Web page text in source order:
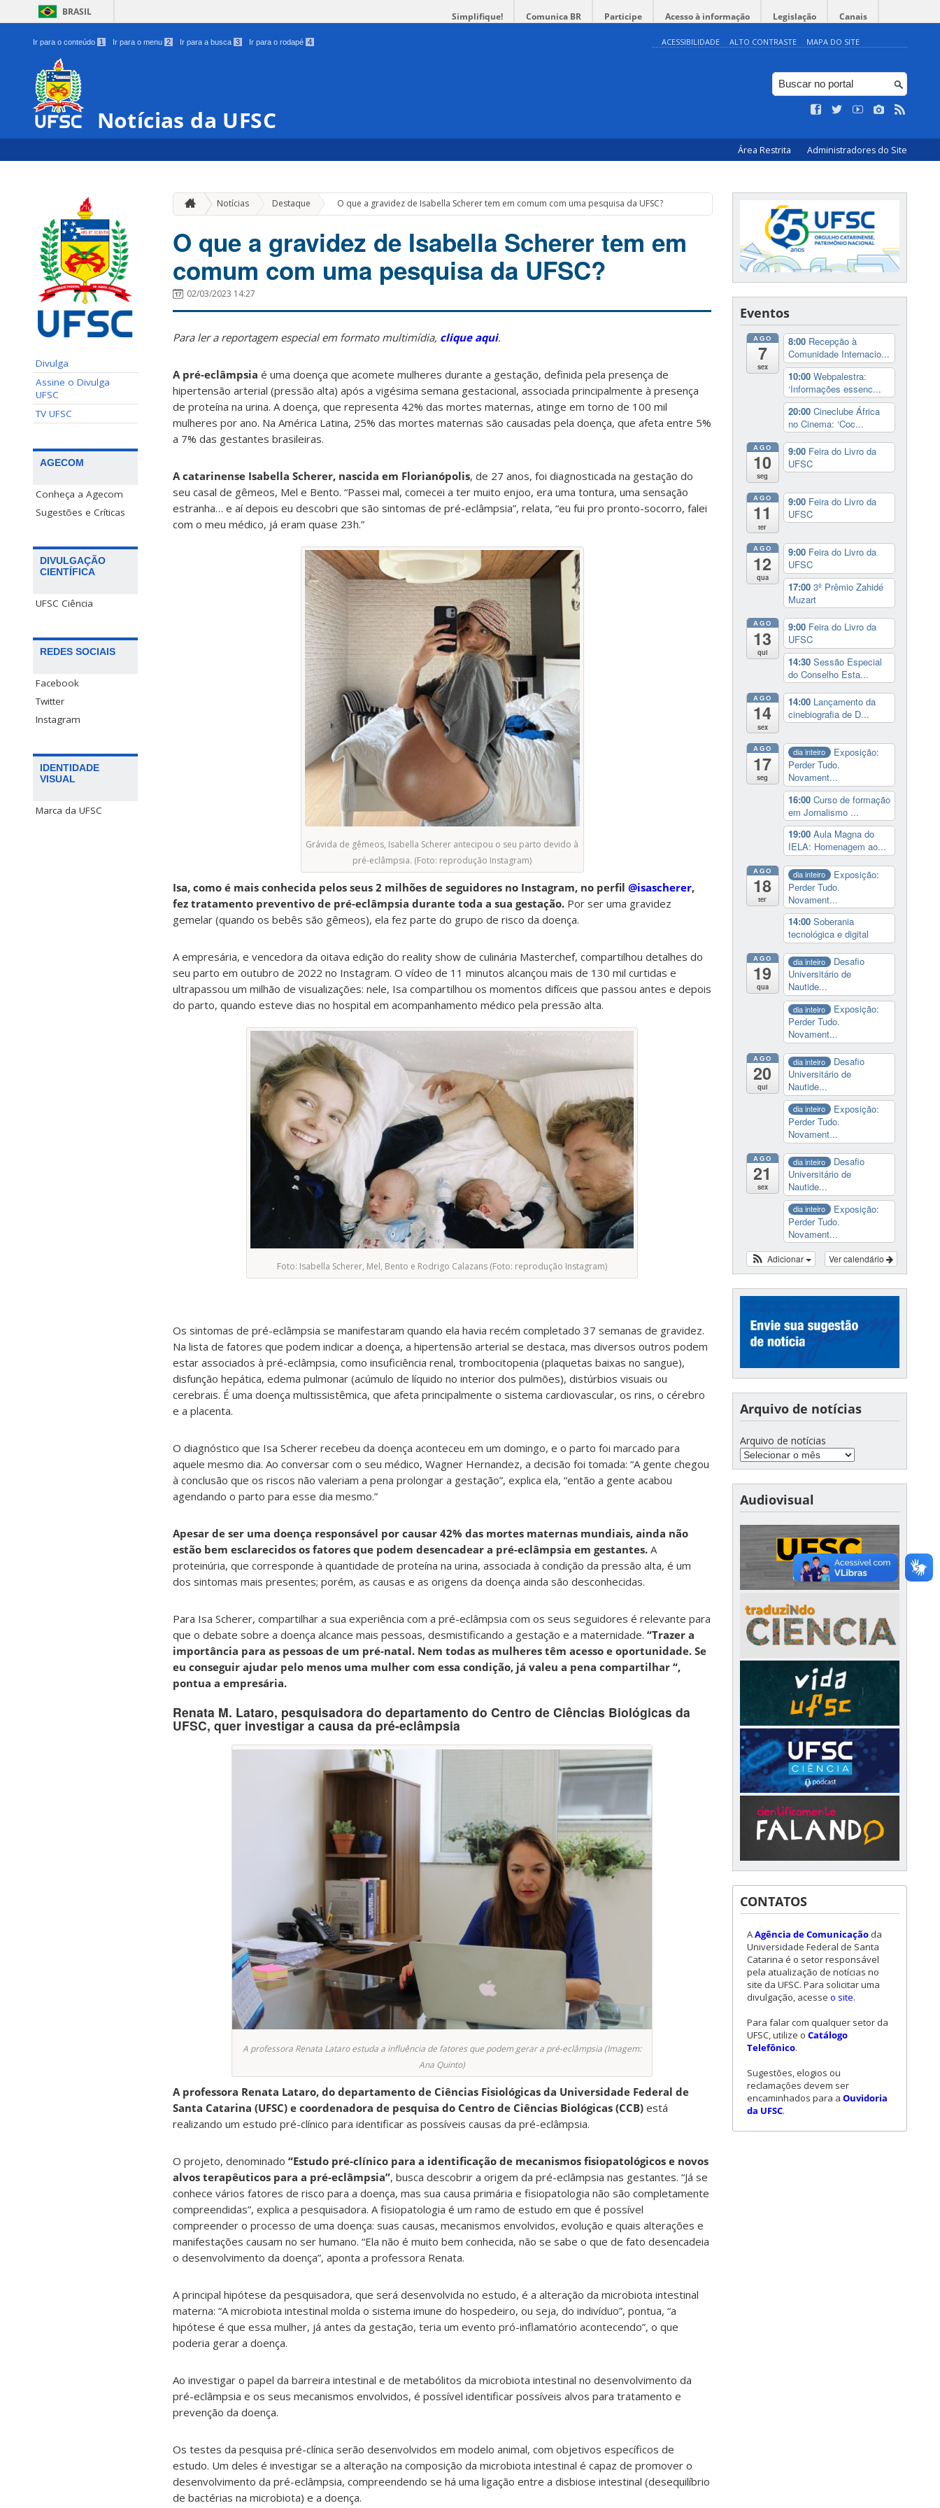
BRASIL Simplifique! Comunica BR Participe Acesso à informação Legislação Canais
Ir para o conteúdo 1 Ir para o menu 2 Ir para a busca 3 Ir para o rodapé 4 ACESSIBILIDADE ALTO CONTRASTE MAPA DO SITE
Notícias da UFSC
Área Restrita Administradores do Site
Divulga
Assine o Divulga
UFSC
TV UFSC
AGECOM
Conheça a Agecom
Sugestões e Críticas
DIVULGAÇÃO
CIENTÍFICA
UFSC Ciência
REDES SOCIAIS
Facebook
Twitter
Instagram
IDENTIDADE
VISUAL
Marca da UFSC
Notícias Destaque » O que a gravidez de Isabella Scherer tem em comum com uma pesquisa da UFSC?
O que a gravidez de Isabella Scherer tem em
comum com uma pesquisa da UFSC?
02/03/2023 14:27
Para ler a reportagem especial em formato multimídia, clique aqui.
A pré-eclâmpsia é uma doença que acomete mulheres durante a gestação, definida pela presença de
hipertensão arterial (pressão alta) após a vigésima semana gestacional, associada principalmente à presença
de proteína na urina. A doença, que representa 42% das mortes maternas, atinge em torno de 100 mil
mulheres por ano. Na América Latina, 25% das mortes maternas são causadas pela doença, que afeta entre 5%
a 7% das gestantes brasileiras.
A catarinense Isabella Scherer, nascida em Florianópolis, de 27 anos, foi diagnosticada na gestação do
seu casal de gêmeos, Mel e Bento. “Passei mal, comecei a ter muito enjoo, era uma tontura, uma sensação
estranha… e aí depois eu descobri que são sintomas de pré-eclâmpsia”, relata, “eu fui pro pronto-socorro, falei
com o meu médico, já eram quase 23h.”
Grávida de gêmeos, Isabella Scherer antecipou o seu parto devido à
pré-eclâmpsia. (Foto: reprodução Instagram)
Isa, como é mais conhecida pelos seus 2 milhões de seguidores no Instagram, no perfil @isascherer,
fez tratamento preventivo de pré-eclâmpsia durante toda a sua gestação. Por ser uma gravidez
gemelar (quando os bebês são gêmeos), ela fez parte do grupo de risco da doença.
A empresária, e vencedora da oitava edição do reality show de culinária Masterchef, compartilhou detalhes do
seu parto em outubro de 2022 no Instagram. O vídeo de 11 minutos alcançou mais de 130 mil curtidas e
ultrapassou um milhão de visualizações: nele, Isa compartilhou os momentos difíceis que passou antes e depois
do parto, quando esteve dias no hospital em acompanhamento médico pela pressão alta.
Foto: Isabella Scherer, Mel, Bento e Rodrigo Calazans (Foto: reprodução Instagram)
Os sintomas de pré-eclâmpsia se manifestaram quando ela havia recém completado 37 semanas de gravidez.
Na lista de fatores que podem indicar a doença, a hipertensão arterial se destaca, mas diversos outros podem
estar associados à pré-eclâmpsia, como insuficiência renal, trombocitopenia (plaquetas baixas no sangue),
disfunção hepática, edema pulmonar (acúmulo de líquido no interior dos pulmões), distúrbios visuais ou
cerebrais. É uma doença multissistêmica, que afeta principalmente o sistema cardiovascular, os rins, o cérebro
e a placenta.
O diagnóstico que Isa Scherer recebeu da doença aconteceu em um domingo, e o parto foi marcado para
aquele mesmo dia. Ao conversar com o seu médico, Wagner Hernandez, a decisão foi tomada: “A gente chegou
à conclusão que os riscos não valeriam a pena prolongar a gestação”, explica ela, “então a gente acabou
agendando o parto para esse dia mesmo.”
Apesar de ser uma doença responsável por causar 42% das mortes maternas mundiais, ainda não
estão bem esclarecidos os fatores que podem desencadear a pré-eclâmpsia em gestantes. A
proteinúria, que corresponde à quantidade de proteína na urina, associada à condição da pressão alta, é um
dos sintomas mais presentes; porém, as causas e as origens da doença ainda são desconhecidas.
Para Isa Scherer, compartilhar a sua experiência com a pré-eclâmpsia com os seus seguidores é relevante para
que o debate sobre a doença alcance mais pessoas, desmistificando a gestação e a maternidade. “Trazer a
importância para as pessoas de um pré-natal. Nem todas as mulheres têm acesso e oportunidade. Se
eu conseguir ajudar pelo menos uma mulher com essa condição, já valeu a pena compartilhar “,
pontua a empresária.
Renata M. Lataro, pesquisadora do departamento do Centro de Ciências Biológicas da
UFSC, quer investigar a causa da pré-eclâmpsia
A professora Renata Lataro estuda a influência de fatores que podem gerar a pré-eclâmpsia (Imagem:
Ana Quinto)
A professora Renata Lataro, do departamento de Ciências Fisiológicas da Universidade Federal de
Santa Catarina (UFSC) e coordenadora de pesquisa do Centro de Ciências Biológicas (CCB) está
realizando um estudo pré-clínico para identificar as possíveis causas da pré-eclâmpsia.
O projeto, denominado “Estudo pré-clínico para a identificação de mecanismos fisiopatológicos e novos
alvos terapêuticos para a pré-eclâmpsia”, busca descobrir a origem da pré-eclâmpsia nas gestantes. “Já se
conhece vários fatores de risco para a doença, mas sua causa primária e fisiopatologia não são completamente
compreendidas”, explica a pesquisadora. A fisiopatologia é um ramo de estudo em que é possível
compreender o processo de uma doença: suas causas, mecanismos envolvidos, evolução e quais alterações e
manifestações causam no ser humano. “Ela não é muito bem conhecida, não se sabe o que de fato desencadeia
o desenvolvimento da doença”, aponta a professora Renata.
A principal hipótese da pesquisadora, que será desenvolvida no estudo, é a alteração da microbiota intestinal
materna: “A microbiota intestinal molda o sistema imune do hospedeiro, ou seja, do indivíduo”, pontua, “a
hipótese é que essa mulher, já antes da gestação, teria um evento pró-inflamatório acontecendo”, o que
poderia gerar a doença.
Ao investigar o papel da barreira intestinal e de metabólitos da microbiota intestinal no desenvolvimento da
pré-eclâmpsia e os seus mecanismos envolvidos, é possível identificar possíveis alvos para tratamento e
prevenção da doença.
Os testes da pesquisa pré-clínica serão desenvolvidos em modelo animal, com objetivos específicos de
estudo. Um deles é investigar se a alteração na composição da microbiota intestinal é capaz de promover o
desenvolvimento da pré-eclâmpsia, compreendendo se há uma ligação entre a disbiose intestinal (desequilíbrio
de bactérias na microbiota) e a doença.
Eventos
AGO
7
sex
8:00 Recepção à
Comunidade Internacio...
10:00 Webpalestra:
‘Informações essenc...
20:00 Cineclube África
no Cinema: ‘Coc...
AGO
10
seg
9:00 Feira do Livro da
UFSC
AGO
11
ter
9:00 Feira do Livro da
UFSC
AGO
12
qua
9:00 Feira do Livro da
UFSC
17:00 3º Prêmio Zahidé
Muzart
AGO
13
qui
9:00 Feira do Livro da
UFSC
14:30 Sessão Especial
do Conselho Esta...
AGO
14
sex
14:00 Lançamento da
cinebiografia de D...
AGO
17
seg
dia inteiro
Exposição:
Perder Tudo.
Novament...
16:00 Curso de formação
em Jornalismo ...
19:00 Aula Magna do
IELA: Homenagem ao...
AGO
18
ter
dia inteiro
Exposição:
Perder Tudo.
Novament...
14:00 Soberania
tecnológica e digital
AGO
19
qua
dia inteiro
Desafio
Universitário de
Nautide...
dia inteiro
Exposição:
Perder Tudo.
Novament...
AGO
20
qui
dia inteiro
Desafio
Universitário de
Nautide...
dia inteiro
Exposição:
Perder Tudo.
Novament...
AGO
21
sex
dia inteiro
Desafio
Universitário de
Nautide...
dia inteiro
Exposição:
Perder Tudo.
Novament...
Ver calendário
Adicionar
Arquivo de notícias
Arquivo de notícias
Audiovisual
CONTATOS
AAgência de Comunicação da
Universidade Federal de Santa
Catarina é o setor responsável
pela atualização de notícias no
site da UFSC. Para solicitar uma
divulgação, acesse o site.
Para falar com qualquer setor da
UFSC, utilize o Catálogo
Telefônico.
Sugestões, elogios ou
reclamações devem ser
encaminhados para a Ouvidoria
da UFSC.